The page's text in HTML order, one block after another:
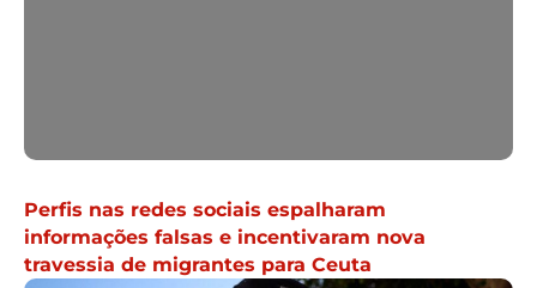
Perfis nas redes sociais espalharam
informações falsas e incentivaram nova
travessia de migrantes para Ceuta